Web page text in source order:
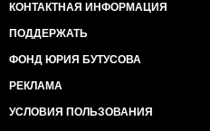
КОНТАКТНАЯ ИНФОРМАЦИЯ
ПОДДЕРЖАТЬ
ФОНД ЮРИЯ БУТУСОВА
РЕКЛАМА
УСЛОВИЯ ПОЛЬЗОВАНИЯ